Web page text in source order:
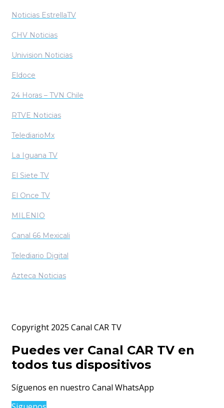
Noticias EstrellaTV
CHV Noticias
Univision Noticias
Eldoce
24 Horas – TVN Chile
RTVE Noticias
TelediarioMx
La Iguana TV
El Siete TV
El Once TV
MILENIO
Canal 66 Mexicali
Telediario Digital
Azteca Noticias
Copyright 2025 Canal CAR TV
Puedes ver Canal CAR TV en
todos tus dispositivos
Síguenos en nuestro Canal WhatsApp